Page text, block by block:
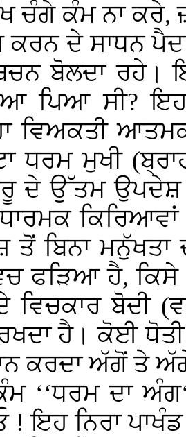
ਚੰਗੇ ਕੰਮ ਨਾ ਕਰੇ,
ਦੇ ਸਾਧਨ
ਬੋਲਦਾ ਰਹੇ।
ਪਿਆ ਸੀ?
ਵਿਅਕਤੀ
ਧਰਮ ਮੁਖੀ
ਦੇ ਉੱਤਮ ਉਪਦੇਸ਼
ਧਾਰਮਕ
ਤੋਂ ਬਿਨਾ ਮਨੁੱਖਤਾ
ਫੜਿਆ ਹੈ,
ਵਿਚਕਾਰ ਬੋਦੀ
ਹੈ। ਕੋਈ
ਕਰਦਾ ਅੱਗੋਂ ਤੇ
‘‘ਧਰਮ ਦਾ
! ਇਹ ਨਿਰਾ